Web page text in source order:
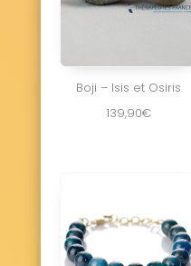
Boji – Isis et Osiris
139,90€